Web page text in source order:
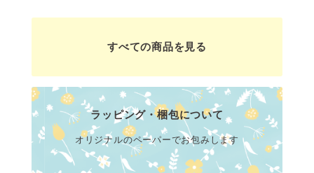
すべての商品を見る
ラッピング・梱包について
オリジナルのペーパーでお包みします